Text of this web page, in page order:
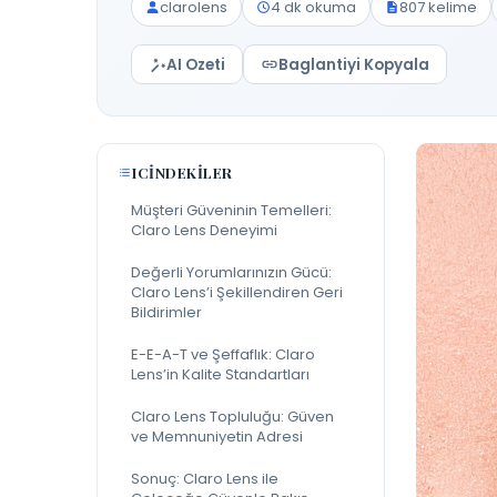
clarolens 4 dk okuma 807 kelime
AI Ozeti Baglantiyi Kopyala
ICINDEKILER
Müşteri Güveninin Temelleri:
Claro Lens Deneyimi
Değerli Yorumlarınızın Gücü:
Claro Lens’i Şekillendiren Geri
Bildirimler
E-E-A-T ve Şeffaflık: Claro
Lens’in Kalite Standartları
Claro Lens Topluluğu: Güven
ve Memnuniyetin Adresi
Sonuç: Claro Lens ile